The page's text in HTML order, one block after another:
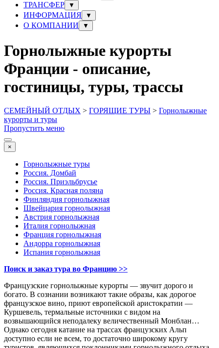
ТРАНСФЕР ▼
ИНФОРМАЦИЯ ▼
О КОМПАНИИ ▼
Горнолыжные курорты
Франции - описание,
гостиницы, туры, трассы
СЕМЕЙНЫЙ ОТДЫХ > ГОРЯЩИЕ ТУРЫ > Горнолыжные
курорты и туры
Пропустить меню
×
Горнолыжные туры
Россия. Домбай
Россия. Приэльбрусье
Россия. Красная поляна
Финляндия горнолыжная
Швейцария горнолыжная
Австрия горнолыжная
Италия горнолыжная
Франция горнолыжная
Андорра горнолыжная
Испания горнолыжная
Поиск и заказ тура во Францию >>
Французские горнолыжные курорты — звучит дорого и
богато. В сознании возникают такие образы, как дорогое
французское вино, приют европейской аристократии —
Куршевель, термальные источники с видом на
возвышающийся неподалеку величественный Монблан…
Однако сегодня катание на трассах французских Альп
доступно если не всем, то достаточно широкому кругу